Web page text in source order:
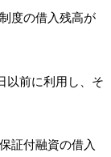
度の借入残高が
以前に利用し、そ
証付融資の借入